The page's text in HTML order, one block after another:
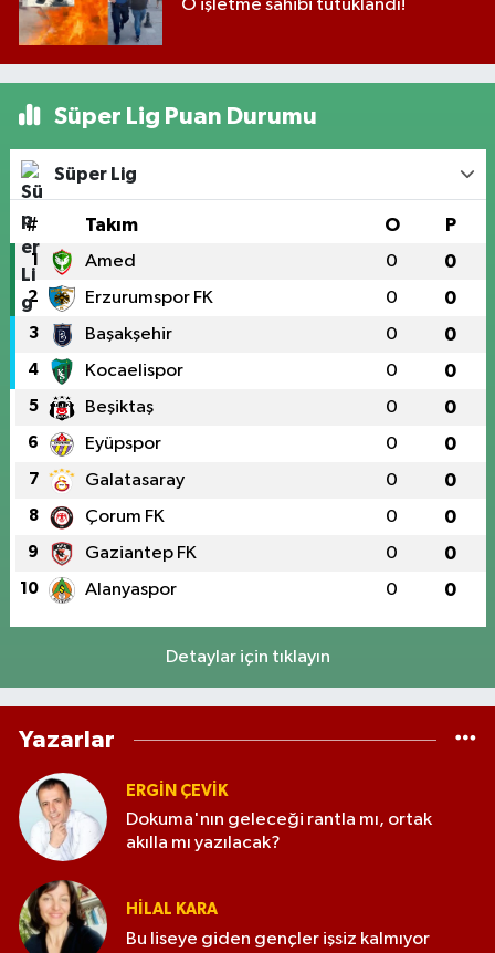
O işletme sahibi tutuklandı!
Süper Lig Puan Durumu
Süper Lig
# Takım O P
1 Amed 0 0
2 Erzurumspor FK 0 0
3 Başakşehir 0 0
4 Kocaelispor 0 0
5 Beşiktaş 0 0
6 Eyüpspor 0 0
7 Galatasaray 0 0
8 Çorum FK 0 0
9 Gaziantep FK 0 0
10 Alanyaspor 0 0
Detaylar için tıklayın
Yazarlar
ERGIN ÇEVİK
Dokuma'nın geleceği rantla mı, ortak
akılla mı yazılacak?
HILAL KARA
Bu liseye giden gençler işsiz kalmıyor